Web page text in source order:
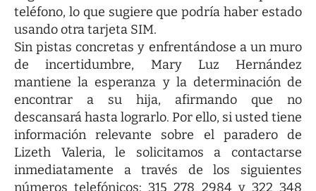
teléfono, lo que sugiere que podría haber estado
usando otra tarjeta SIM.
Sin pistas concretas y enfrentándose a un muro
de incertidumbre, Mary Luz Hernández
mantiene la esperanza y la determinación de
encontrar a su hija, afirmando que no
descansará hasta lograrlo. Por ello, si usted tiene
información relevante sobre el paradero de
Lizeth Valeria, le solicitamos a contactarse
inmediatamente a través de los siguientes
números telefónicos: 315 278 2984 y 322 348